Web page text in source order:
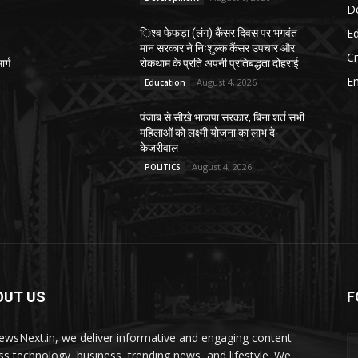
िश्व फेफड़ा (लंग) कैंसर दिवस पर भगवंत
मान सरकार ने निःशुल्क कैंसर उपचार और
रोकथाम के प्रति अपनी प्रतिबद्धता दोहराई
Education August 4, 2026
पंजाब से सीखे भाजपा सरकार, बिना शर्त सभी
महिलाओं को लक्ष्मी योजना का लाभ दे-
केजरीवाल
POLITICS August 4, 2026
US
we deliver informative and engaging content
technology, business, trending news, and lifestyle. We